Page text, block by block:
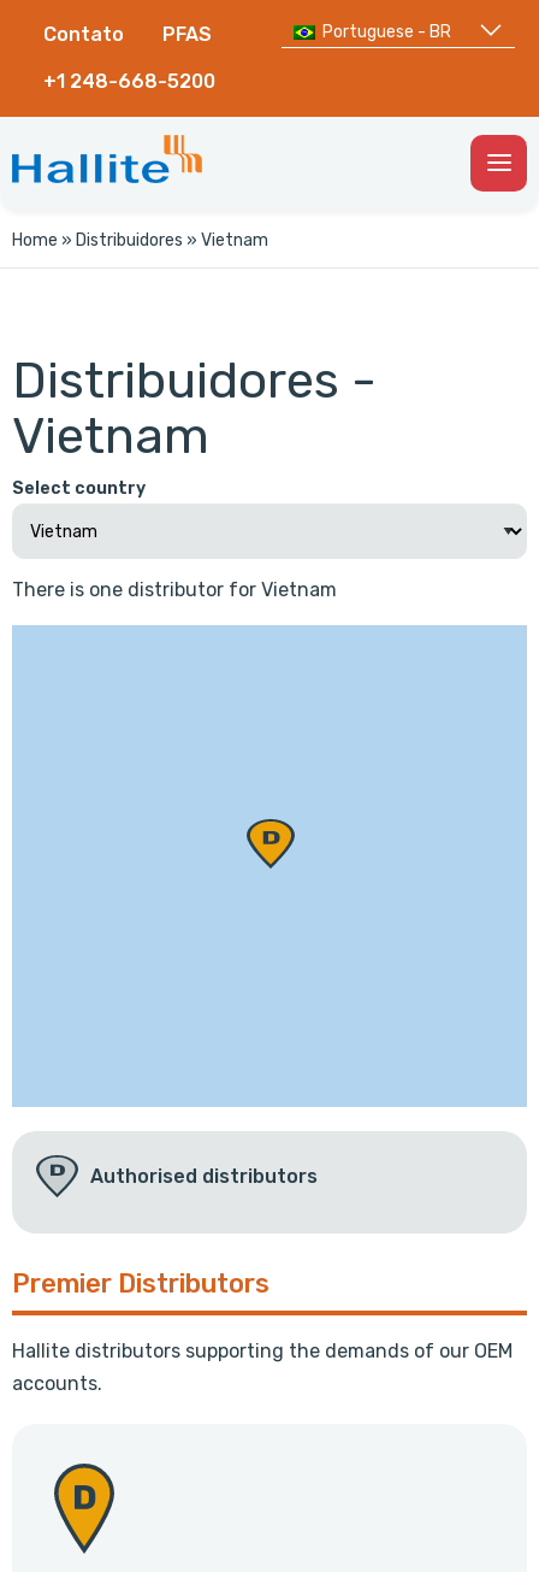
Contato PFAS
+1 248-668-5200
Portuguese - BR
Home » Distribuidores » Vietnam
Distribuidores -
Vietnam
Select country
There is one distributor for Vietnam
Authorised distributors
Premier Distributors
Hallite distributors supporting the demands of our OEM
accounts.